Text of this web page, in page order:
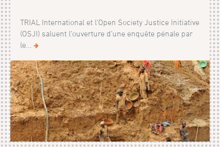
TRIAL International et l'Open Society Justice Initiative
(OSJI) saluent l’ouverture d’une enquête pénale par
le...